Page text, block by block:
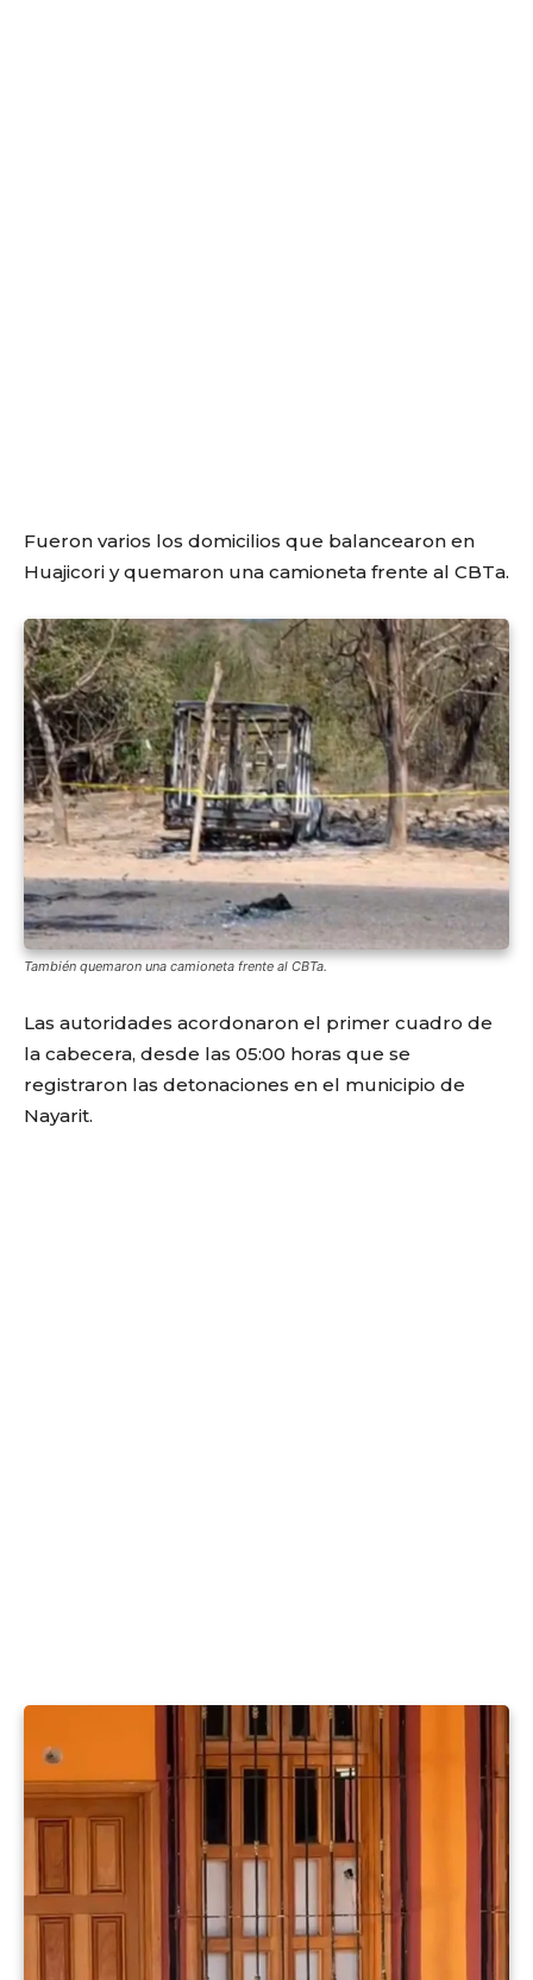
Fueron varios los domicilios que balancearon en
Huajicori y quemaron una camioneta frente al CBTa.
También quemaron una camioneta frente al CBTa.
Las autoridades acordonaron el primer cuadro de
la cabecera, desde las 05:00 horas que se
registraron las detonaciones en el municipio de
Nayarit.